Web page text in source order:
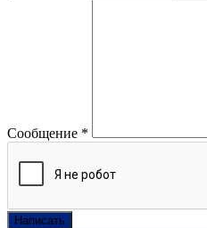
Сообщение *
Написать